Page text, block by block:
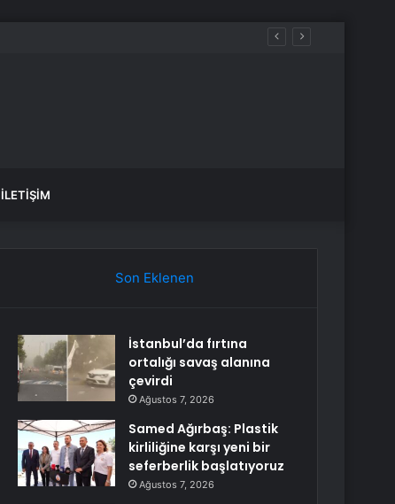
İLETIŞIM
Son Eklenen
İstanbul’da fırtına
ortalığı savaş alanına
çevirdi
Ağustos 7, 2026
Samed Ağırbaş: Plastik
kirliliğine karşı yeni bir
seferberlik başlatıyoruz
Ağustos 7, 2026